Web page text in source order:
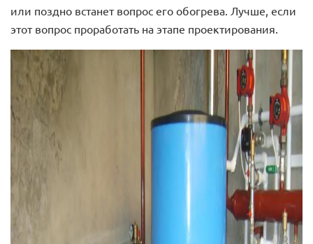
или поздно встанет вопрос его обогрева. Лучше, если
этот вопрос проработать на этапе проектирования.